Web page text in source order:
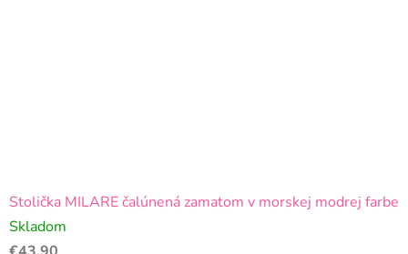
Stolička MILARE čalúnená zamatom v morskej modrej farbe
Skladom